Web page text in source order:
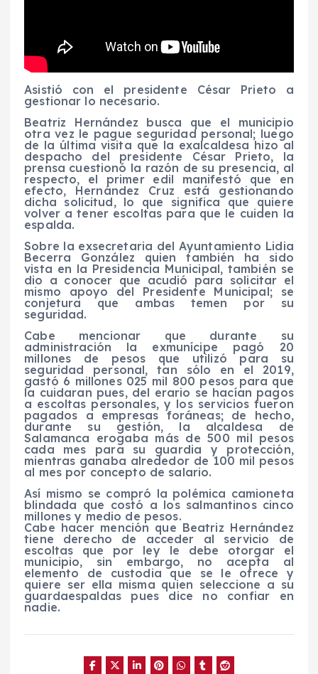
Asistió con el presidente César Prieto a
gestionar lo necesario.
Beatriz Hernández busca que el municipio
otra vez le pague seguridad personal; luego
de la última visita que la exalcaldesa hizo al
despacho del presidente César Prieto, la
prensa cuestionó la razón de su presencia, al
respecto, el primer edil manifestó que en
efecto, Hernández Cruz está gestionando
dicha solicitud, lo que significa que quiere
volver a tener escoltas para que le cuiden la
espalda.
Sobre la exsecretaria del Ayuntamiento Lidia
Becerra González quien también ha sido
vista en la Presidencia Municipal, también se
dio a conocer que acudió para solicitar el
mismo apoyo del Presidente Municipal; se
conjetura que ambas temen por su
seguridad.
Cabe mencionar que durante su
administración la exmunícipe pagó 20
millones de pesos que utilizó para su
seguridad personal, tan sólo en el 2019,
gastó 6 millones 025 mil 800 pesos para que
la cuidaran pues, del erario se hacían pagos
a escoltas personales, y los servicios fueron
pagados a empresas foráneas; de hecho,
durante su gestión, la alcaldesa de
Salamanca erogaba más de 500 mil pesos
cada mes para su guardia y protección,
mientras ganaba alrededor de 100 mil pesos
al mes por concepto de salario.
Así mismo se compró la polémica camioneta
blindada que costó a los salmantinos cinco
millones y medio de pesos.
Cabe hacer mención que Beatriz Hernández
tiene derecho de acceder al servicio de
escoltas que por ley le debe otorgar el
municipio, sin embargo, no acepta al
elemento de custodia que se le ofrece y
quiere ser ella misma quien seleccione a su
guardaespaldas pues dice no confiar en
nadie.